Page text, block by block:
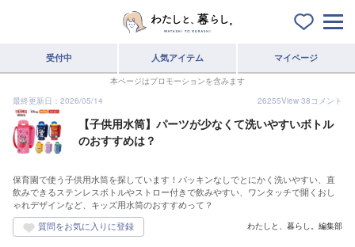
受付中 人気アイテム マイページ
本ページはプロモーションを含みます
最終更新日：2026/05/14
26255View 38コメント
【子供用水筒】パーツが少なくて洗いやすいボトル
のおすすめは？
保育園で使う子供用水筒を探しています！パッキンなしでとにかく洗いやすい、直
飲みできるステンレスボトルやストロー付きで飲みやすい、ワンタッチで開くおし
ゃれデザインなど、キッズ用水筒のおすすめって？
わたしと、暮らし。編集部